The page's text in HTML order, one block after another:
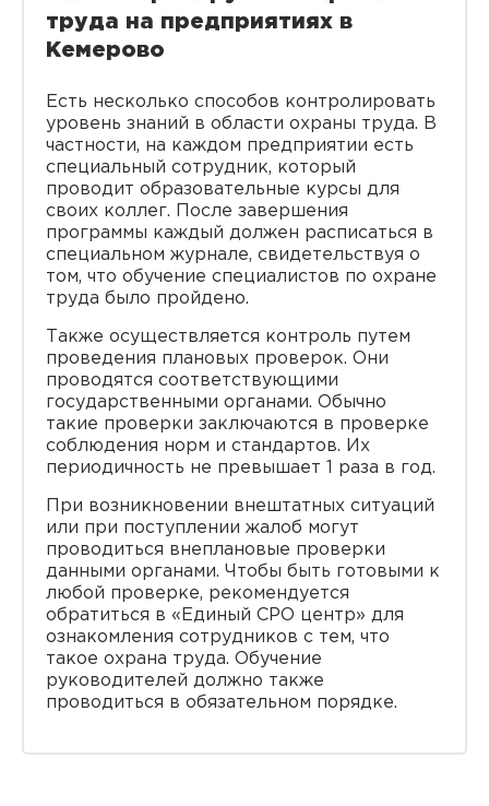
труда на предприятиях в
Кемерово
Есть несколько способов контролировать
уровень знаний в области охраны труда. В
частности, на каждом предприятии есть
специальный сотрудник, который
проводит образовательные курсы для
своих коллег. После завершения
программы каждый должен расписаться в
специальном журнале, свидетельствуя о
том, что обучение специалистов по охране
труда было пройдено.
Также осуществляется контроль путем
проведения плановых проверок. Они
проводятся соответствующими
государственными органами. Обычно
такие проверки заключаются в проверке
соблюдения норм и стандартов. Их
периодичность не превышает 1 раза в год.
При возникновении внештатных ситуаций
или при поступлении жалоб могут
проводиться внеплановые проверки
данными органами. Чтобы быть готовыми к
любой проверке, рекомендуется
обратиться в «Единый СРО центр» для
ознакомления сотрудников с тем, что
такое охрана труда. Обучение
руководителей должно также
проводиться в обязательном порядке.